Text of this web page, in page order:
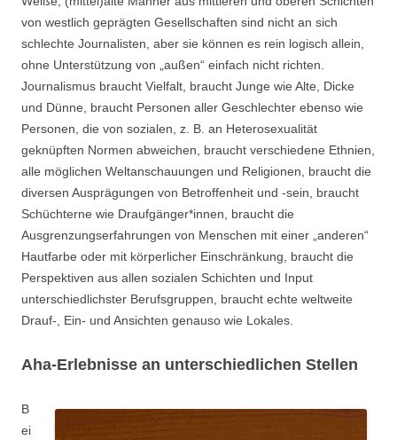
von westlich geprägten Gesellschaften sind nicht an sich
schlechte Journalisten, aber sie können es rein logisch allein,
ohne Unterstützung von „außen“ einfach nicht richten.
Journalismus braucht Vielfalt, braucht Junge wie Alte, Dicke
und Dünne, braucht Personen aller Geschlechter ebenso wie
Personen, die von sozialen, z. B. an Heterosexualität
geknüpften Normen abweichen, braucht verschiedene Ethnien,
alle möglichen Weltanschauungen und Religionen, braucht die
diversen Ausprägungen von Betroffenheit und -sein, braucht
Schüchterne wie Draufgänger*innen, braucht die
Ausgrenzungserfahrungen von Menschen mit einer „anderen“
Hautfarbe oder mit körperlicher Einschränkung, braucht die
Perspektiven aus allen sozialen Schichten und Input
unterschiedlichster Berufsgruppen, braucht echte weltweite
Drauf-, Ein- und Ansichten genauso wie Lokales.
Aha-Erlebnisse an unterschiedlichen Stellen
B
ei